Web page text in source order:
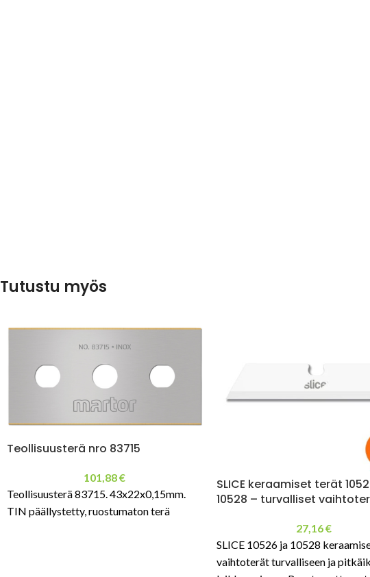
Tutustu myös
Teollisuusterä nro 83715
101,88€
Teollisuusterä 83715. 43x22x0,15mm.
TIN päällystetty, ruostumaton terä
SLICE keraamiset terät
10528 – turvalliset
27,16€
SLICE 10526 ja 10528
vaihtoterät turvalliseen ja